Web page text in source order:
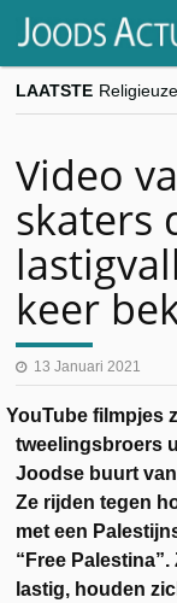
LAATSTE
Video
skaters
keer
13 Januari 2021
YouTube filmpjes
tweelingsbroers
Joodse buurt
Ze rijden tegen
met een
“Free
lastig, houden